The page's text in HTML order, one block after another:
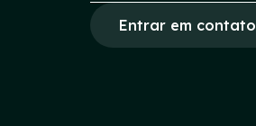
Entrar em contato